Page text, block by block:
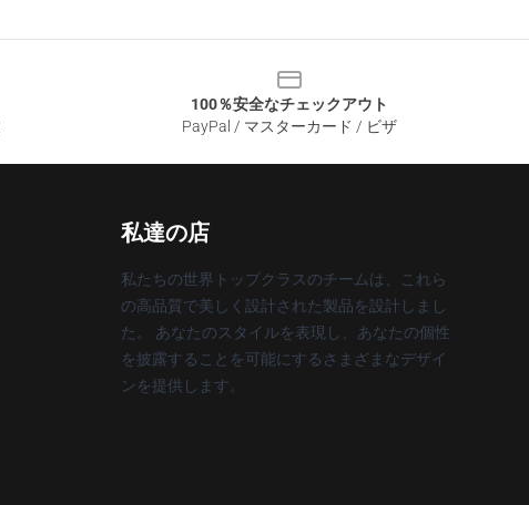
100％安全なチェックアウト
PayPal / マスターカード / ビザ
私達の店
私たちの世界トップクラスのチームは、これら
の高品質で美しく設計された製品を設計しまし
た。 あなたのスタイルを表現し、あなたの個性
を披露することを可能にするさまざまなデザイ
ンを提供します。